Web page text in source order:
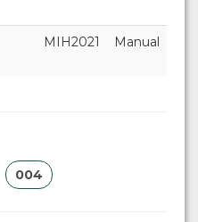
MIH2021 Manual
004